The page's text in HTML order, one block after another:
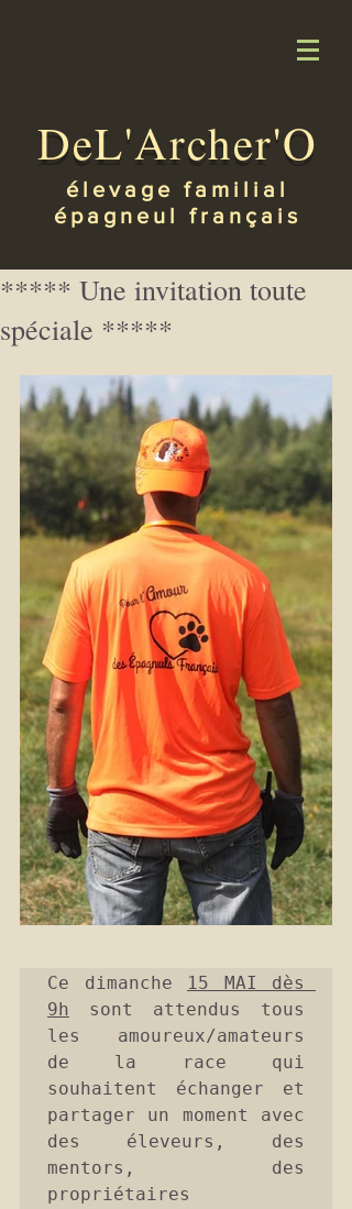
DeL'Archer'O
élevage familial
épagneul français
***** Une invitation toute
spéciale *****
Ce dimanche
15 MAI dès
9h sont attendus tous
les amoureux/amateurs
de la race qui
souhaitent échanger et
partager un moment avec
des éleveurs, des
mentors, des
propriétaires